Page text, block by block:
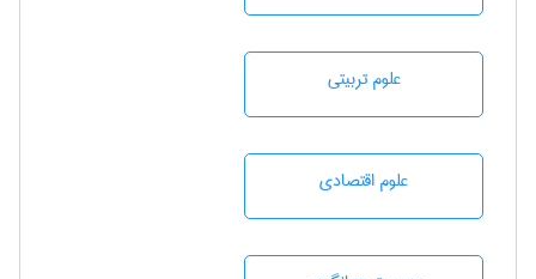
علوم تربيتی
علوم اقتصادی